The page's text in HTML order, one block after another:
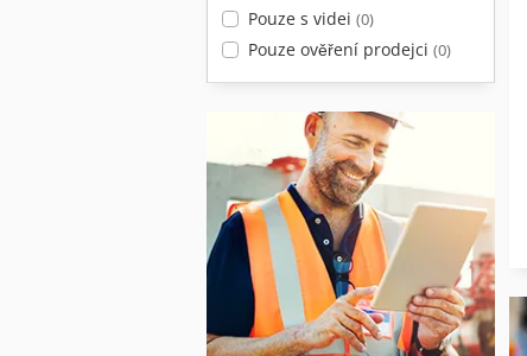
Pouze s videi (0)
Pouze ověření prodejci (0)